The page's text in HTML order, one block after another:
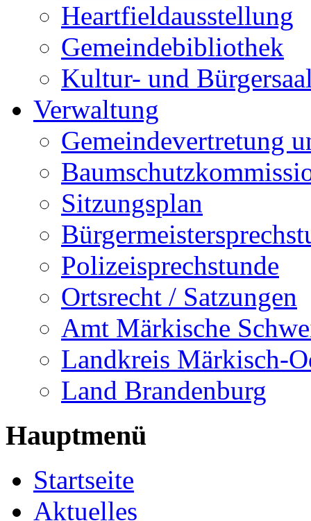
Heartfieldausstellung
Gemeindebibliothek
Kultur- und
Verwaltung
Gemeindevertretung
Sitzungsplan
Polizeisprechstunde
Ortsrecht / Satzungen
Amt Märkische
Landkreis Märkisch-
Land Brandenburg
Hauptmenü
Startseite
Aktuelles